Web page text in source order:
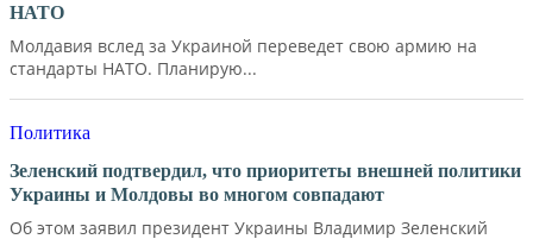
НАТО
Молдавия вслед за Украиной переведет свою армию на
стандарты НАТО. Планирую...
Политика
Зеленский подтвердил, что приоритеты внешней политики
Украины и Молдовы во многом совпадают
Об этом заявил президент Украины Владимир Зеленский